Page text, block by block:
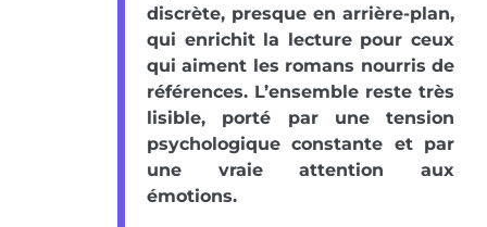
discrète, presque en arrière-plan,
qui enrichit la lecture pour ceux
qui aiment les romans nourris de
références. L’ensemble reste très
lisible, porté par une tension
psychologique constante et par
une vraie attention aux
émotions.